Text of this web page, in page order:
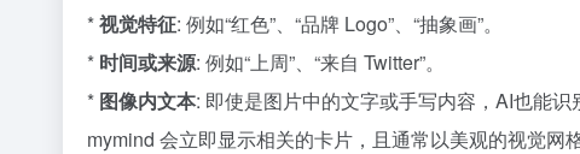
*视觉特征: 例如“红色”、“品牌 Logo”、“抽象画”。
* 时间或来源: 例如“上周”、“来自 Twitter”。
* 图像内文本: 即使是图片中的文字或手写内容，AI也能识
mymind 会立即显示相关的卡片，且通常以美观的视觉网